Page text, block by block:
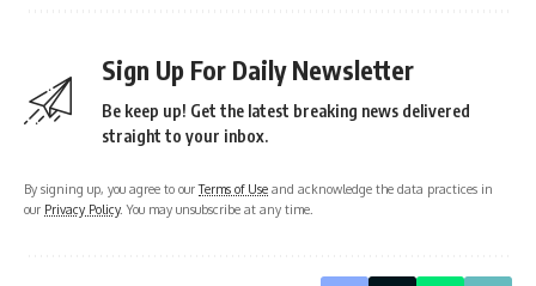
Sign Up For Daily Newsletter
Be keep up! Get the latest breaking news delivered
straight to your inbox.
By signing up, you agree to ourTerms of Use and acknowledge the data practices in
our Privacy Policy. You may unsubscribe at any time.